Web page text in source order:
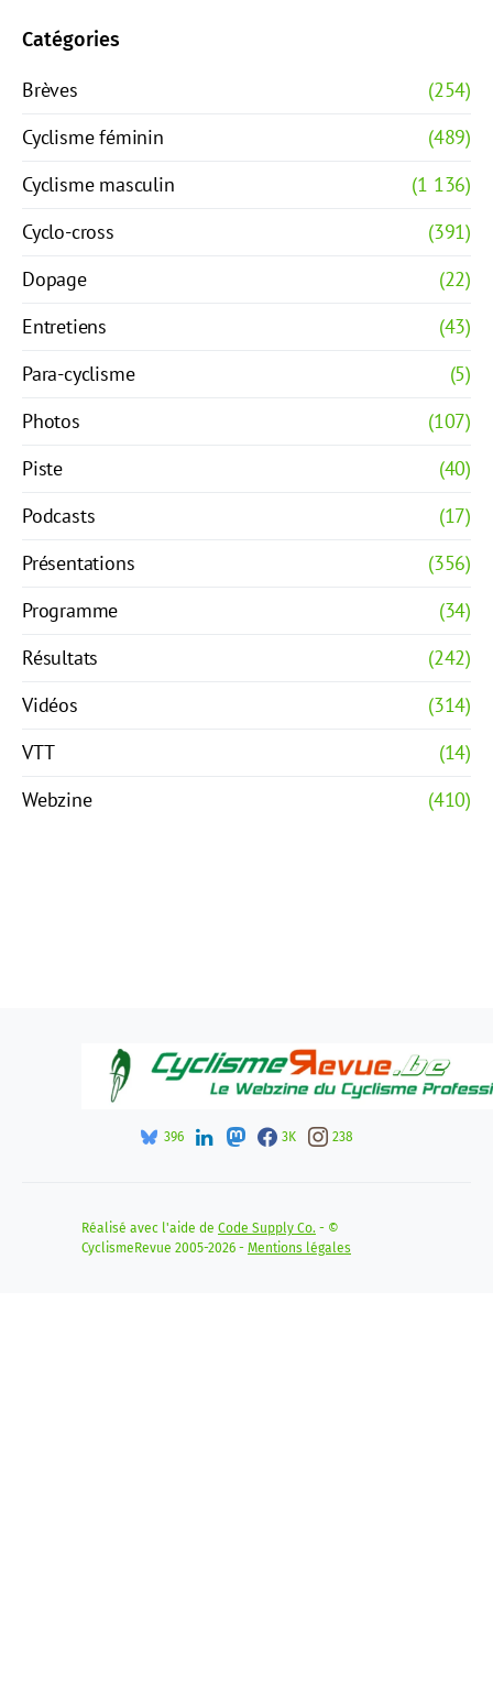
Catégories
Brèves
(254)
Cyclisme féminin
(489)
Cyclisme masculin
(1 136)
Cyclo-cross
(391)
Dopage
(22)
Entretiens
(43)
Para-cyclisme
(5)
Photos
(107)
Piste
(40)
Podcasts
(17)
Présentations
(356)
Programme
(34)
Résultats
(242)
Vidéos
(314)
VTT
(14)
Webzine
(410)
396 3K 238
Réalisé avec l'aide de Code Supply Co. - ©
CyclismeRevue 2005-2026 - Mentions légales